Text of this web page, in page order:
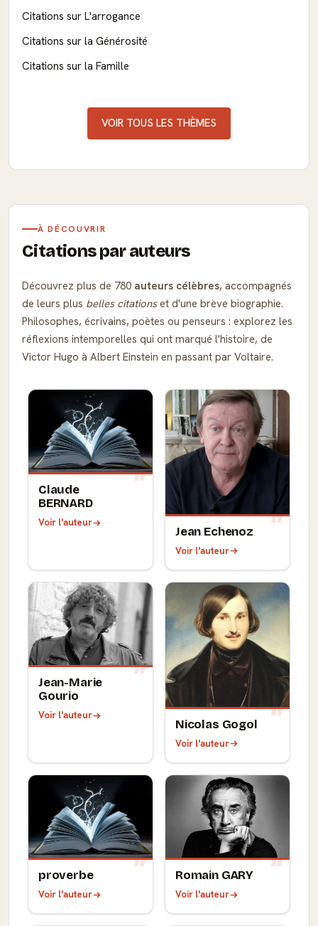
Citations sur L'arrogance
Citations sur la Générosité
Citations sur la Famille
VOIR TOUS LES THÈMES
À DÉCOUVRIR
Citations par auteurs
Découvrez plus de 780 auteurs célèbres, accompagnés
de leurs plus belles citationset d'une brève biographie.
Philosophes, écrivains, poètes ou penseurs : explorez les
réflexions intemporelles qui ont marqué l'histoire, de
Victor Hugo à Albert Einstein en passant par Voltaire.
Claude
BERNARD
Voir l'auteur
Jean Echenoz
Voir l'auteur
Jean-Marie
Gourio
Voir l'auteur
Nicolas Gogol
Voir l'auteur
proverbe
Voir l'auteur
Romain GARY
Voir l'auteur